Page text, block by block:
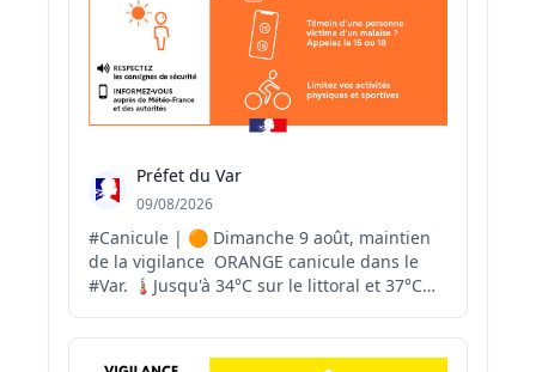
Préfet du Var
09/08/2026
#Canicule | 🟠 Dimanche 9 août, maintien
de la vigilance ORANGE canicule dans le
#Var. 🌡Jusqu'à 34°C sur le littoral et 37°C
caniculaires en juin et juillet, le #Var est en
vigilance ORANGE canicule depuis le 30